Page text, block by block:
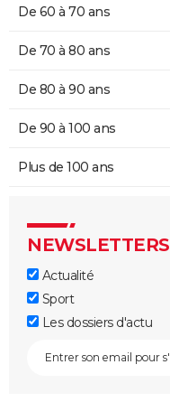
De 60 à 70 ans
De 70 à 80 ans
De 80 à 90 ans
De 90 à 100 ans
Plus de 100 ans
NEWSLETTERS
Actualité
Sport
Les dossiers d'actu